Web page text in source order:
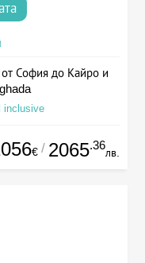
София до Кайро и
inclusive
€ / 2065.36
лв.